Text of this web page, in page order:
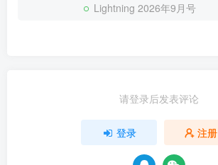
Lightning 2026年9月号
请登录后发表评论
登录 注册